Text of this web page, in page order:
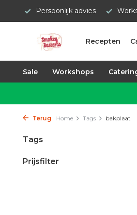
Persoonlijk advies
Recepten
Sale Workshops
Terug Home Tags bakplaat
Tags
Prijsfilter